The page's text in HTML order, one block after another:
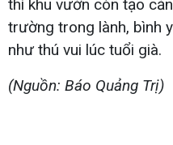
thì khu vườn còn tạo
trường trong lành, bình
như thú vui lúc tuổi già.
(Nguồn: Báo Quảng Trị)